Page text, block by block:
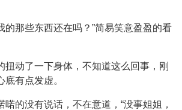
的那些东西还在吗？”简易笑意盈盈的看
扭动了一下身体，不知道这么回事，刚
底有点发虚。
喏的没有说话，不在意道，“没事姐姐，